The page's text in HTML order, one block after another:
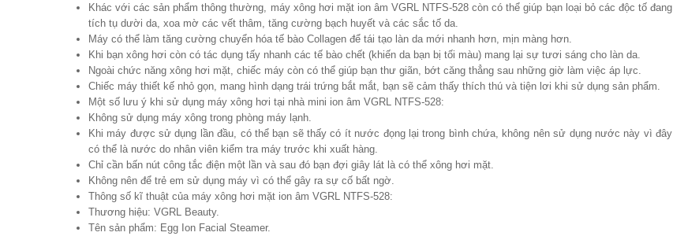
Khác với các sản phẩm thông thường, máy xông hơi mặt ion âm VGRL NTFS-528 còn có thể giúp bạn loại bỏ các độc tố đang
tích tụ dười da, xoa mờ các vết thâm, tăng cường bạch huyết và các sắc tố da.
Máy có thể làm tăng cường chuyển hóa tế bào Collagen để tái tạo làn da mới nhanh hơn, mịn màng hơn.
Khi bạn xông hơi còn có tác dụng tấy nhanh các tế bào chết (khiến da bạn bị tối màu) mang lại sự tươi sáng cho làn da.
Ngoài chức năng xông hơi mặt, chiếc máy còn có thể giúp bạn thư giãn, bớt căng thẳng sau những giờ làm việc áp lực.
Chiếc máy thiết kế nhỏ gọn, mang hình dạng trái trứng bắt mắt, bạn sẽ cảm thấy thích thú và tiện lơi khi sử dụng sản phẩm.
Một số lưu ý khi sử dụng máy xông hơi tại nhà mini ion âm VGRL NTFS-528:
Không sử dụng máy xông trong phòng máy lạnh.
Khi máy được sử dụng lần đầu, có thể bạn sẽ thấy có ít nước đọng lại trong bình chứa, không nên sử dụng nước này vì đây
có thể là nước do nhân viên kiểm tra máy trước khi xuất hàng.
Chỉ cần bấn nút công tắc điện một lần và sau đó bạn đợi giây lát là có thể xông hơi mặt.
Không nên để trẻ em sử dụng máy vì có thể gây ra sự cố bất ngờ.
Thông số kĩ thuật của máy xông hơi mặt ion âm VGRL NTFS-528:
Thương hiệu: VGRL Beauty.
Tên sản phẩm: Egg Ion Facial Steamer.